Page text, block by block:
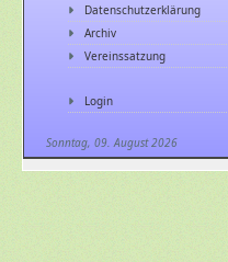
Datenschutzerklärung
Archiv
Vereinssatzung
Login
Sonntag, 09. August 2026